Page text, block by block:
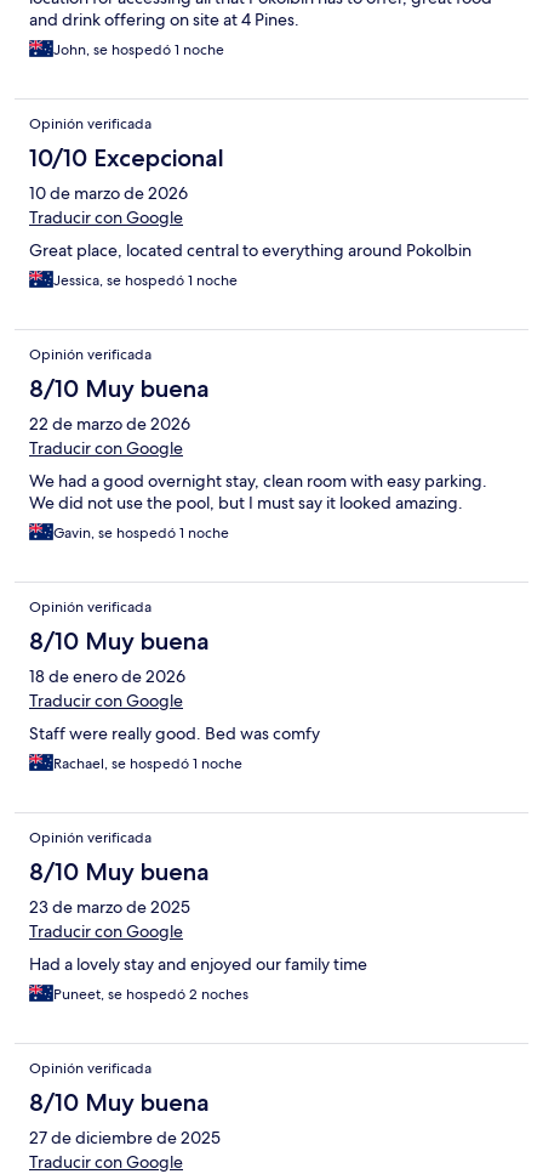
and drink offering on site at 4 Pines.
John, se hospedó 1 noche
Opinión verificada
10/10 Excepcional
10 de marzo de 2026
Traducir con Google
Great place, located central to everything around Pokolbin
Jessica, se hospedó 1 noche
Opinión verificada
8/10 Muy buena
22 de marzo de 2026
Traducir con Google
We had a good overnight stay, clean room with easy parking.
We did not use the pool, but I must say it looked amazing.
Gavin, se hospedó 1 noche
Opinión verificada
8/10 Muy buena
18 de enero de 2026
Traducir con Google
Staff were really good. Bed was comfy
Rachael, se hospedó 1 noche
Opinión verificada
8/10 Muy buena
23 de marzo de 2025
Traducir con Google
Had a lovely stay and enjoyed our family time
Puneet, se hospedó 2 noches
Opinión verificada
8/10 Muy buena
27 de diciembre de 2025
Traducir con Google